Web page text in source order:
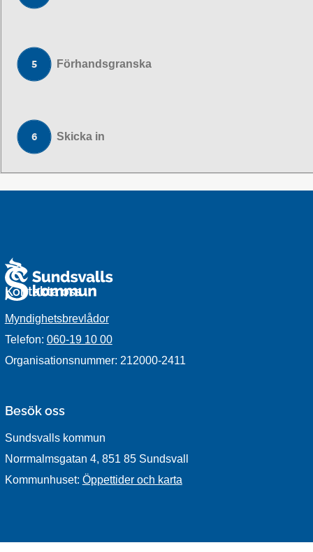
Förhandsgranska
Skicka in
Kontakta oss
Myndighetsbrevlådor
Telefon: 060-19 10 00
Organisationsnummer: 212000-2411
Besök oss
Sundsvalls kommun
Norrmalmsgatan 4, 851 85 Sundsvall
Kommunhuset: Öppettider och karta